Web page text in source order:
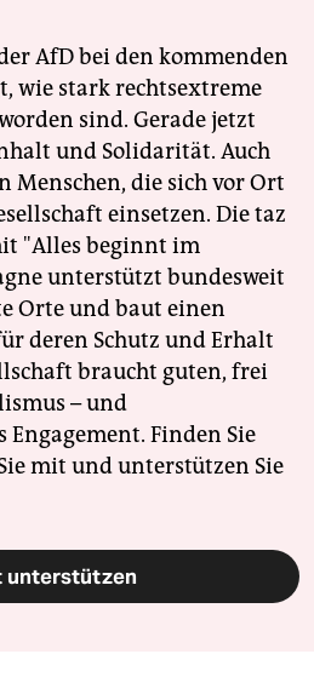
AfD bei den kommenden
wie stark rechtsextreme
sind. Gerade jetzt
und Solidarität. Auch
Menschen, die sich vor Ort
einsetzen. Die taz
"Alles beginnt im
unterstützt bundesweit
Orte und baut einen
deren Schutz und Erhalt
braucht guten, frei
– und
Finden Sie
mit und unterstützen Sie